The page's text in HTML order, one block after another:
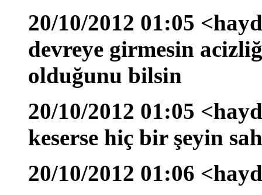
20/10/2012 01:05
devreye girmesin
olduğunu bilsin
20/10/2012 01:05
keserse hiç bir şeyin
20/10/2012 01:06